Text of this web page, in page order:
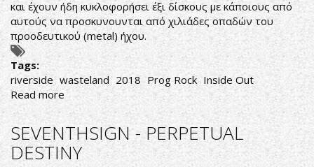
και έχουν ήδη κυκλοφορήσει έξι δίσκους με κάποιους από
αυτούς να προσκυνουνται από χιλιάδες οπαδών του
προοδευτικού (metal) ήχου.
Tags:
riverside wasteland 2018 Prog Rock Inside Out
Read more about
ΛΕΠΤΟΜΕΡΕΙΕΣ
ΓΙΑ
ΤΟ
ΝΕΟ
SEVENTHSIGN - PERPETUAL
DESTINY